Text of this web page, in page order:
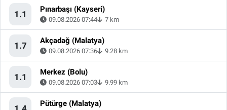
1.1 Pınarbaşı (Kayseri)
09.08.2026 07:44 7 km
1.7 Akçadağ (Malatya)
09.08.2026 07:36 9.28 km
1.1 Merkez (Bolu)
09.08.2026 07:03 9.99 km
Pütürge (Malatya)